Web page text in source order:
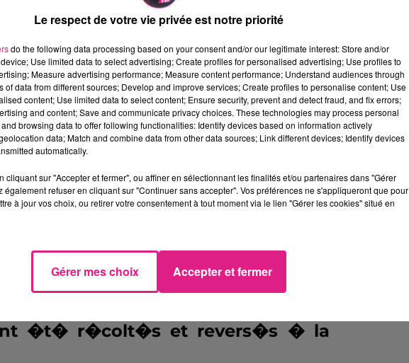
sera demand�, en �change
� la Ligue contre le cancer.
est n�e � Coin sur Seille, en
par la mort de ses parents, le
trouver un moyen de sensibiliser
20 ans plus tard, l'op�ration
EcoutezBernard Braun�:
�quipagesseront mobilis�s les
� la rencontre des donateurs. L'an
�t� r�colt�s et revers�s � la
Le respect de votre vie privée est notre priorité
do the following data processing based on your consent and/or our legitimate interest: Store and/or
Use limited data to select advertising; Create profiles for personalised advertising; Use profiles to
Measure advertising performance; Measure content performance; Understand audiences through
of data from different sources; Develop and improve services; Create profiles to personalise content; Use
content; Use limited data to select content; Ensure security, prevent and detect fraud, and fix errors;
and content; Save and communicate privacy choices. These technologies may process personal
browsing data to offer following functionalities: Identify devices based on information actively
data; Match and combine data from other data sources; Link different devices; Identify devices
automatically.
cliquant sur "Accepter et fermer", ou affiner en sélectionnant les finalités et/ou partenaires dans "Gérer
également refuser en cliquant sur "Continuer sans accepter". Vos préférences ne s'appliqueront que pour
à jour vos choix, ou retirer votre consentement à tout moment via le lien "Gérer les cookies" situé en
Gérer mes choix Accepter et fermer